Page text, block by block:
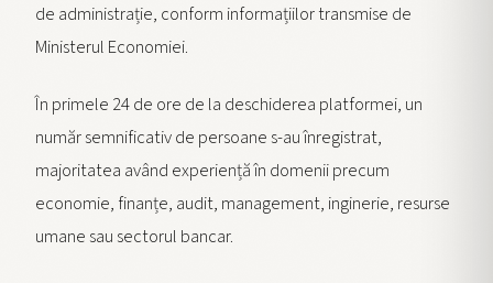
de administrație, conform informațiilor transmise de
Ministerul Economiei.
În primele 24 de ore de la deschiderea platformei, un
număr semnificativ de persoane s-au înregistrat,
majoritatea având experiență în domenii precum
economie, finanțe, audit, management, inginerie, resurse
umane sau sectorul bancar.